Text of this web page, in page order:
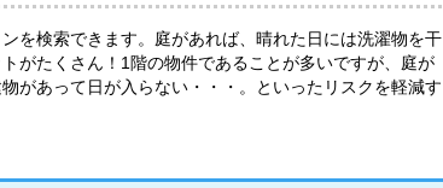
を検索できます。庭があれば、晴れた日には洗濯物を干
がたくさん！1階の物件であることが多いですが、庭が
があって日が入らない・・・。といったリスクを軽減す